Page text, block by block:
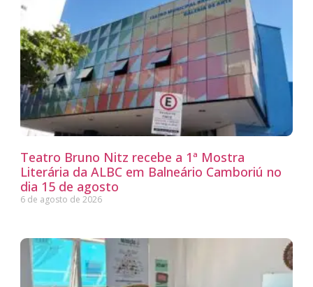
Teatro Bruno Nitz recebe a 1ª Mostra
Literária da ALBC em Balneário Camboriú no
dia 15 de agosto
6 de agosto de 2026